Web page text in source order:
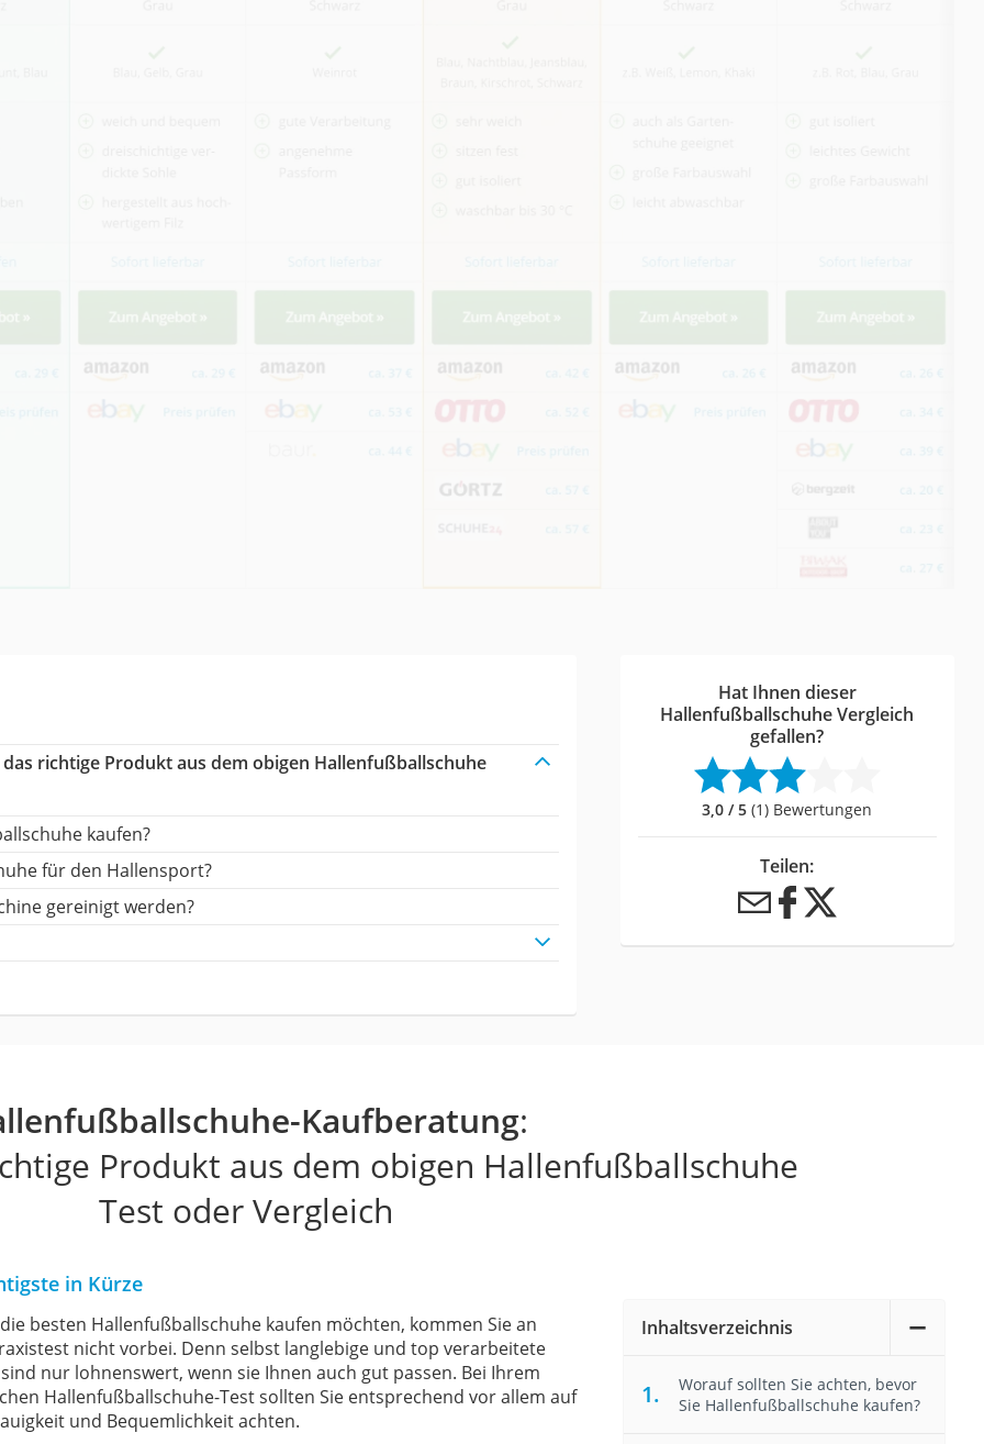
das richtige Produkt aus dem obigen Hallenfußballschuhe
kaufen?
für den Hallensport?
gereinigt werden?
Hat Ihnen dieser
Hallenfußballschuhe Vergleich
gefallen?
3,0 / 5 (1) Bewertungen
Teilen:
Kaufberatung:
Produkt aus dem obigen Hallenfußballschuhe
Test oder Vergleich
in Kürze
die besten Hallenfußballschuhe kaufen möchten, kommen Sie an
nicht vorbei. Denn selbst langlebige und top verarbeitete
nur lohnenswert, wenn sie Ihnen auch gut passen. Bei Ihrem
Hallenfußballschuhe-Test sollten Sie entsprechend vor allem auf
und Bequemlichkeit achten.
Inhaltsverzeichnis
Worauf sollten Sie achten, bevor
Sie Hallenfußballschuhe kaufen?